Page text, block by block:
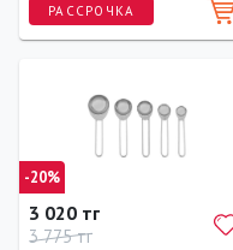
РАССРОЧКА
-20%
3 020 тг
3 775 тг